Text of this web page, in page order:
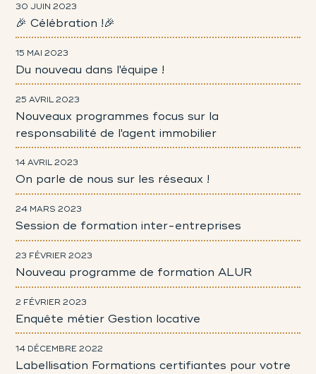
30 JUIN 2023
🎉 Célébration !🎉
15 MAI 2023
Du nouveau dans l'équipe !
25 AVRIL 2023
Nouveaux programmes focus sur la
responsabilité de l'agent immobilier
14 AVRIL 2023
On parle de nous sur les réseaux !
24 MARS 2023
Session de formation inter-entreprises
23 FÉVRIER 2023
Nouveau programme de formation ALUR
2 FÉVRIER 2023
Enquête métier Gestion locative
14 DÉCEMBRE 2022
Labellisation Formations certifiantes pour votre